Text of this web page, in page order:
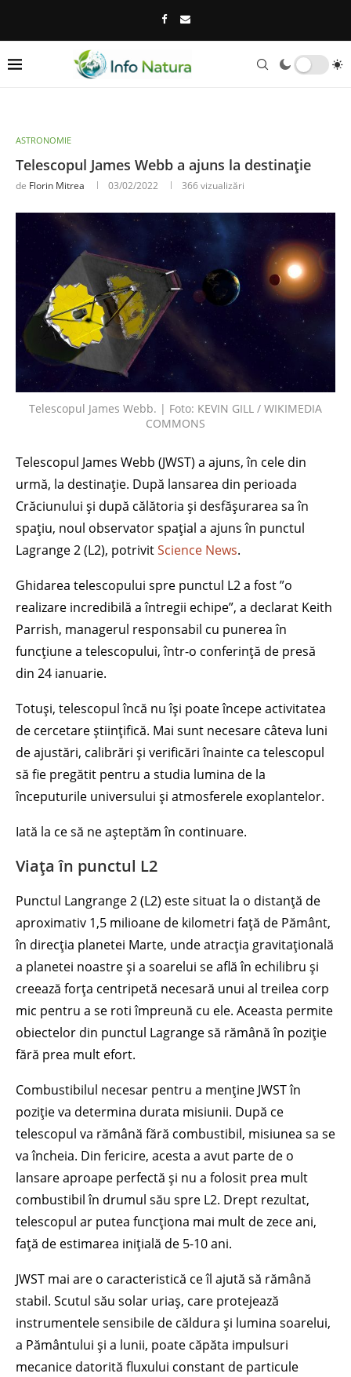
ASTRONOMIE
Telescopul James Webb a ajuns la destinație
de Florin Mitrea 03/02/2022 366vizualizări
Telescopul James Webb. | Foto: KEVIN GILL / WIKIMEDIA
COMMONS
Telescopul James Webb (JWST) a ajuns, în cele din
urmă, la destinație. După lansarea din perioada
Crăciunului și după călătoria și desfășurarea sa în
spațiu, noul observator spațial a ajuns în punctul
Lagrange 2 (L2), potrivitScience News.
Ghidarea telescopului spre punctul L2 a fost ”o
realizare incredibilă a întregii echipe”, a declarat Keith
Parrish, managerul responsabil cu punerea în
funcțiune a telescopului, într-o conferință de presă
din 24 ianuarie.
Totuși, telescopul încă nu își poate începe activitatea
de cercetare științifică. Mai sunt necesare câteva luni
de ajustări, calibrări și verificări înainte ca telescopul
să fie pregătit pentru a studia lumina de la
începuturile universului și atmosferele exoplantelor.
Iată la ce să ne așteptăm în continuare.
Viața în punctul L2
Punctul Langrange 2 (L2) este situat la o distanță de
aproximativ 1,5 milioane de kilometri față de Pământ,
în direcția planetei Marte, unde atracția gravitațională
a planetei noastre și a soarelui se află în echilibru și
creează forța centripetă necesară unui al treilea corp
mic pentru a se roti împreună cu ele. Aceasta permite
obiectelor din punctul Lagrange să rămână în poziție
fără prea mult efort.
Combustibilul necesar pentru a menține JWST în
poziție va determina durata misiunii. După ce
telescopul va rămână fără combustibil, misiunea sa se
va încheia. Din fericire, acesta a avut parte de o
lansare aproape perfectă și nu a folosit prea mult
combustibil în drumul său spre L2. Drept rezultat,
telescopul ar putea funcționa mai mult de zece ani,
față de estimarea inițială de 5-10 ani.
JWST mai are o caracteristică ce îl ajută să rămână
stabil. Scutul său solar uriaș, care protejează
instrumentele sensibile de căldura și lumina soarelui,
a Pământului și a lunii, poate căpăta impulsuri
mecanice datorită fluxului constant de particule